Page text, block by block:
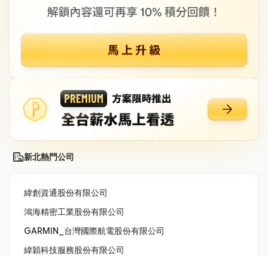
新北熱門公司
緯創資通股份有限公司
鴻海精密工業股份有限公司
GARMIN_台灣國際航電股份有限公司
緯穎科技服務股份有限公司